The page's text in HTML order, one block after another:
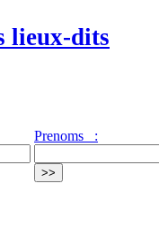
lieux-dits
Prenoms :